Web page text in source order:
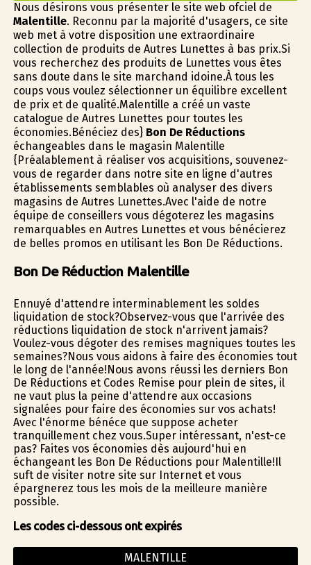
Nous désirons vous présenter le site web officiel de
Malentille. Reconnu par la majorité d'usagers, ce site
web met à votre disposition une extraordinaire
collection de produits de Autres Lunettes à bas prix.Si
vous recherchez des produits de Lunettes vous êtes
sans doute dans le site marchand idoine.À tous les
coups vous voulez sélectionner un équilibre excellent
de prix et de qualité.Malentille a créé un vaste
catalogue de Autres Lunettes pour toutes les
économies.Bénéficiez des} Bon De Réductions
échangeables dans le magasin Malentille
{Préalablement à réaliser vos acquisitions, souvenez-
vous de regarder dans notre site en ligne d'autres
établissements semblables où analyser des divers
magasins de Autres Lunettes.Avec l'aide de notre
équipe de conseillers vous dégoterez les magasins
remarquables en Autres Lunettes et vous bénéficierez
de belles promos en utilisant les Bon De Réductions.
Bon De Réduction Malentille
Ennuyé d'attendre interminablement les soldes
liquidation de stock?Observez-vous que l'arrivée des
réductions liquidation de stock n'arrivent jamais?
Voulez-vous dégoter des remises magnifiques toutes les
semaines?Nous vous aidons à faire des économies tout
le long de l'année!Nous avons réussi les derniers Bon
De Réductions et Codes Remise pour plein de sites, il
ne vaut plus la peine d'attendre aux occasions
signalées pour faire des économies sur vos achats!
Avec l'énorme bénéfice que suppose acheter
tranquillement chez vous.Super intéressant, n'est-ce
pas? Faites vos économies dès aujourd'hui en
échangeant les Bon De Réductions pour Malentille!Il
suffit de visiter notre site sur Internet et vous
épargnerez tous les mois de la meilleure manière
possible.
Les codes ci-dessous ont expirés
MALENTILLE